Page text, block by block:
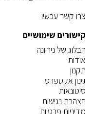
צרו קשר עכשיו
קישורים שימושיים
הבלוג של נירוונה
אודות
תקנון
גינון אקספרס
סיטונאות
הצהרת נגישות
מדיניות פרטיות